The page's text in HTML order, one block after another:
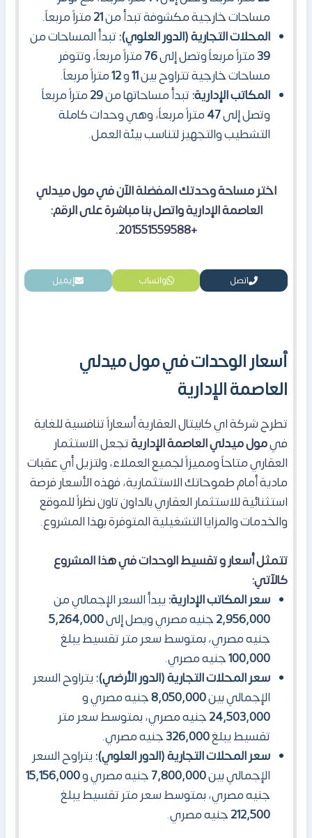
مساحات خارجية مكشوفة تبدأ من21متراً مربعاً.
المحلات التجارية (الدور العلوي):تبدأ المساحات من
39متراً مربعاً وتصل إلى76متراً مربعاً، وتتوفر
مساحات خارجية تتراوح بين11و12متراً مربعاً.
المكاتب الإدارية:تبدأ مساحاتها من29متراً مربعاً
وتصل إلى47متراً مربعاً، وهي وحدات كاملة
التشطيب والتجهيز لتناسب بيئة العمل.
اختر مساحة وحدتك المفضلة الآن في مول ميدلي
العاصمة الإدارية واتصل بنا مباشرة على الرقم:
+201551559588.
اتصل واتساب إيميل
أسعار الوحدات في مول ميدلي
العاصمة الإدارية
تطرح شركة اي كابيتال العقارية أسعاراً تنافسية للغاية
فيمول ميدلي العاصمة الإداريةتجعل الاستثمار
العقاري متاحاً ومميزاً لجميع العملاء، ولتزيل أي عقبات
مادية أمام طموحاتك الاستثمارية، فهذه الأسعار فرصة
استثنائية للاستثمار العقاري بالداون تاون نظراً للموقع
والخدمات والمزايا التشغيلية المتوفرة بهذا المشروع.
تتمثل أسعار و تقسيط الوحدات في هذا المشروع
كالآتي:
سعر المكاتب الإدارية:يبدأ السعر الإجمالي من
2,956,000جنيه مصري ويصل إلى5,264,000
جنيه مصري، بمتوسط سعر متر تقسيط يبلغ
100,000جنيه مصري.
سعر المحلات التجارية (الدور الأرضي):يتراوح السعر
الإجمالي بين8,050,000
جنيه مصري و
24,503,000جنيه مصري، بمتوسط سعر متر
تقسيط يبلغ326,000جنيه مصري.
سعر المحلات التجارية (الدور العلوي):يتراوح السعر
الإجمالي بين7,800,000جنيه مصري و15,156,000
جنيه مصري، بمتوسط سعر متر تقسيط يبلغ
212,500جنيه مصري.